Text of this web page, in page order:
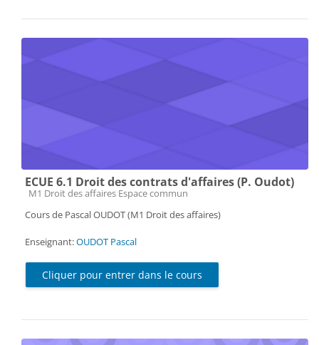
ECUE 6.1 Droit des contrats d'affaires (P. Oudot)
Catégorie de cours
M1 Droit des affaires Espace commun
Cours de Pascal OUDOT (M1 Droit des affaires)
Enseignant:OUDOT Pascal
Cliquer pour entrer dans le cours